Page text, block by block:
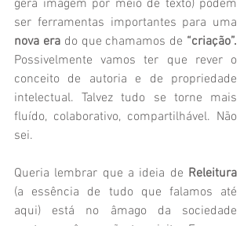
gera imagem por meio de texto) podem
nova era do que chamamos de
Possivelmente vamos ter que rever o
conceito de autoria e de propriedade
intelectual. Talvez tudo se torne mais
fluído, colaborativo, compartilhável. Não
sei.
Queria lembrar que a ideia de Releitura
(a essência de tudo que falamos até
aqui) está no âmago da sociedade